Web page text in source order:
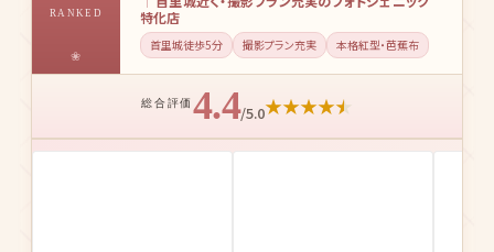
RANKED
特化店
首里城徒歩5分 撮影プラン充実 本格紅型・芭蕉布
総合評価 4.4/5.0★★★★★